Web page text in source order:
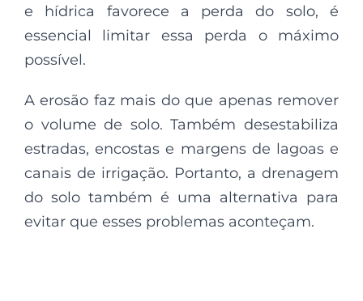
e hídrica favorece a perda do solo, é
essencial limitar essa perda o máximo
possível.
A erosão faz mais do que apenas remover
o volume de solo. Também desestabiliza
estradas, encostas e margens de lagoas e
canais de irrigação. Portanto, a drenagem
do solo também é uma alternativa para
evitar que esses problemas aconteçam.